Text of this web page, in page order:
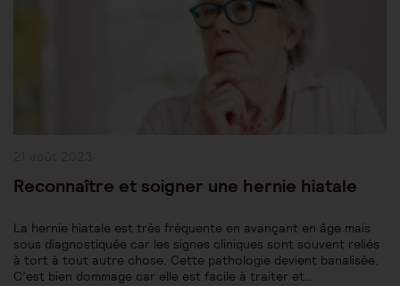
Reconnaître et soigner une hernie hiatale
La hernie hiatale est très fréquente en avançant en âge mais
sous diagnostiquée car les signes cliniques sont souvent reliés
à tort à tout autre chose. Cette pathologie devient banalisée.
C’est bien dommage car elle est facile à traiter et…